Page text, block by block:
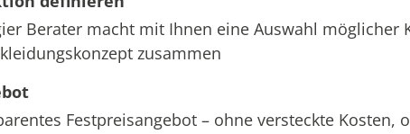
Berater macht mit Ihnen eine Auswahl
zusammen
Festpreisangebot – ohne versteckte Kosten,